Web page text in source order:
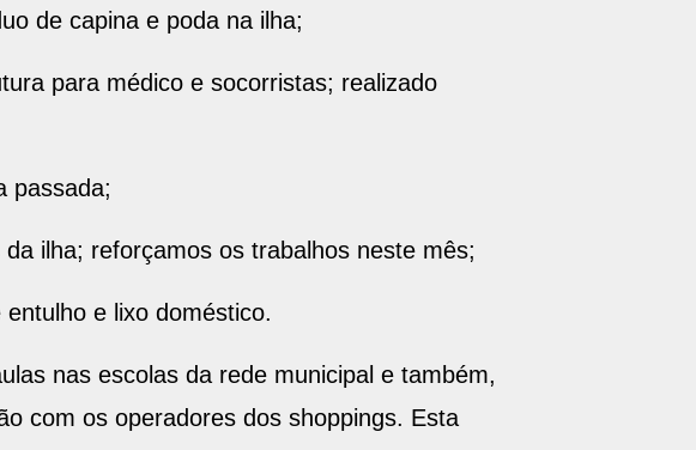
de capina e poda na ilha;
para médico e socorristas; realizado
passada;
ilha; reforçamos os trabalhos neste mês;
e lixo doméstico.
nas escolas da rede municipal e também,
com os operadores dos shoppings. Esta